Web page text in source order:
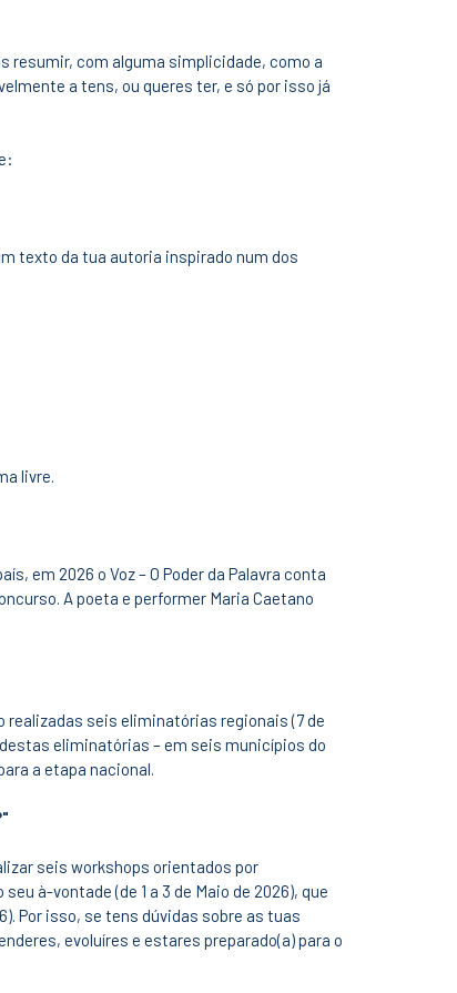
resumir, com alguma simplicidade, como a
a tens, ou queres ter, e só por isso já
texto da tua autoria inspirado num dos
livre.
em 2026 o Voz – O Poder da Palavra conta
A poeta e performer Maria Caetano
realizadas seis eliminatórias regionais (7 de
eliminatórias – em seis municípios do
a etapa nacional.
seis workshops orientados por
à-vontade (de 1 a 3 de Maio de 2026), que
Por isso, se tens dúvidas sobre as tuas
evoluíres e estares preparado(a) para o